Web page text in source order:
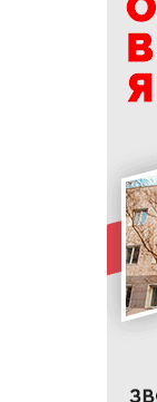
15:29
14:41
13:32
12:52